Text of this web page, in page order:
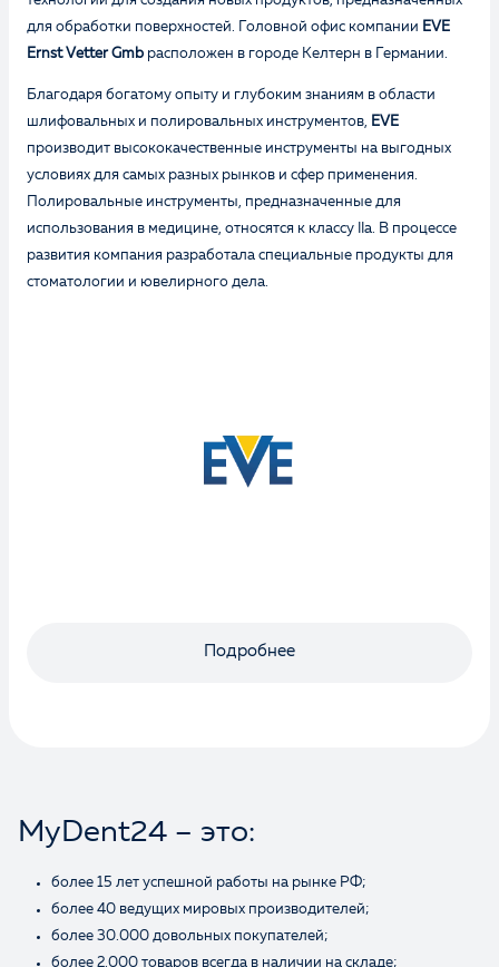
для обработки поверхностей. Головной офис компании EVE
Ernst Vetter Gmb расположен в городе Келтерн в Германии.
Благодаря богатому опыту и глубоким знаниям в области
шлифовальных и полировальных инструментов, EVE
производит высококачественные инструменты на выгодных
условиях для самых разных рынков и сфер применения.
Полировальные инструменты, предназначенные для
использования в медицине, относятся к классу IIa. В процессе
развития компания разработала специальные продукты для
стоматологии и ювелирного дела.
Подробнее
MyDent24 – это:
более 15 лет успешной работы на рынке РФ;
более 40 ведущих мировых производителей;
более 30.000 довольных покупателей;
более 2.000 товаров всегда в наличии на складе;
Ваше имя